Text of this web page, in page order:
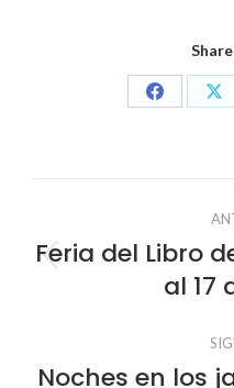
Share
entre
Feria del Libro
al 17
Noches en los